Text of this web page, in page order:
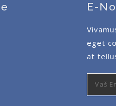
E-
eget
at